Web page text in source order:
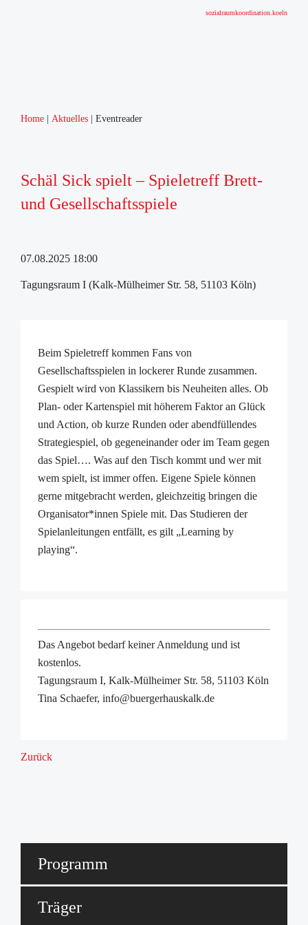
sozialraumkoordination.koeln
Home Aktuelles Eventreader
Schäl Sick spielt – Spieletreff Brett-
und Gesellschaftsspiele
07.08.2025 18:00
Tagungsraum I (Kalk-Mülheimer Str. 58, 51103 Köln)
Beim Spieletreff kommen Fans von
Gesellschaftsspielen in lockerer Runde zusammen.
Gespielt wird von Klassikern bis Neuheiten alles. Ob
Plan- oder Kartenspiel mit höherem Faktor an Glück
und Action, ob kurze Runden oder abendfüllendes
Strategiespiel, ob gegeneinander oder im Team gegen
das Spiel…. Was auf den Tisch kommt und wer mit
wem spielt, ist immer offen. Eigene Spiele können
gerne mitgebracht werden, gleichzeitig bringen die
Organisator*innen Spiele mit. Das Studieren der
Spielanleitungen entfällt, es gilt „Learning by
playing“.
Das Angebot bedarf keiner Anmeldung und ist
kostenlos.
Tagungsraum I, Kalk-Mülheimer Str. 58, 51103 Köln
Tina Schaefer, info@buergerhauskalk.de
Zurück
Programm
Träger